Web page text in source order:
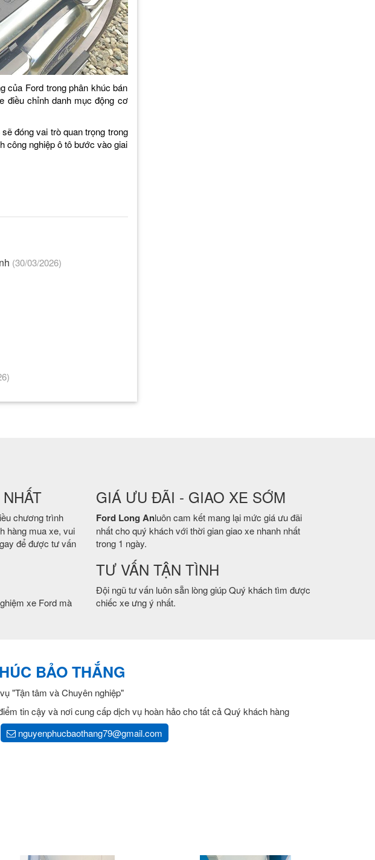
của Ford trong phân khúc bán
điều chỉnh danh mục động cơ
đóng vai trò quan trọng trong
công nghiệp ô tô bước vào giai
(30/03/2026)
chương trình
hàng mua xe, vui
để được tư vấn
xe Ford mà
GIÁ ƯU ĐÃI - GIAO XE SỚM
Ford Long Anluôn cam kết mang lại mức giá ưu đãi
nhất cho quý khách với thời gian giao xe nhanh nhất
trong 1 ngày.
TƯ VẤN TẬN TÌNH
Đội ngũ tư vấn luôn sẵn lòng giúp Quý khách tìm được
chiếc xe ưng ý nhất.
BẢO THẮNG
"Tận tâm và Chuyên nghiệp"
tin cậy và nơi cung cấp dịch vụ hoàn hảo cho tất cả Quý khách hàng
nguyenphucbaothang79@gmail.com